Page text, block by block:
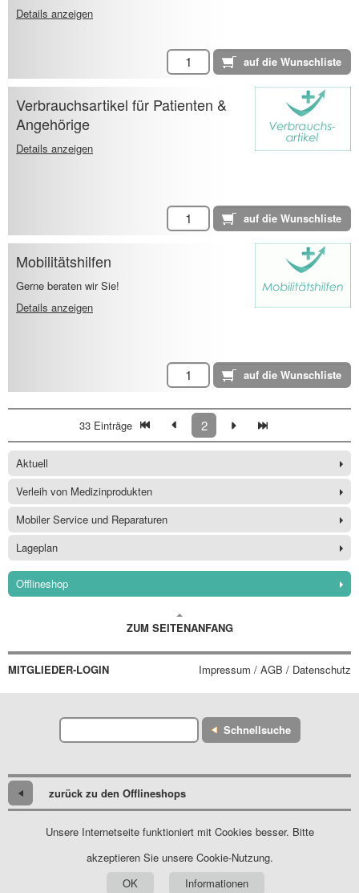
Details anzeigen
Verbrauchsartikel für Patienten &
Angehörige
Details anzeigen
Mobilitätshilfen
Gerne beraten wir Sie!
Details anzeigen
33 Einträge 2
Aktuell
Verleih von Medizinprodukten
Mobiler Service und Reparaturen
Lageplan
Offlineshop
ZUM SEITENANFANG
MITGLIEDER-LOGIN Impressum / AGB / Datenschutz
Schnellsuche
zurück zu den Offlineshops
Unsere Internetseite funktioniert mit Cookies besser. Bitte
akzeptieren Sie unsere Cookie-Nutzung.
OK
Informationen